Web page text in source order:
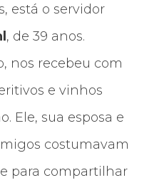
está o servidor
, de 39 anos.
nos recebeu com
e vinhos
Ele, sua esposa e
costumavam
para compartilhar